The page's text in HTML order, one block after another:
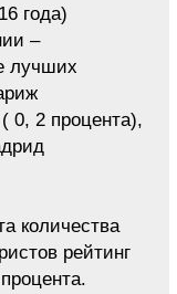
года)
–
лучших
0, 2 процента),
количества
рейтинг